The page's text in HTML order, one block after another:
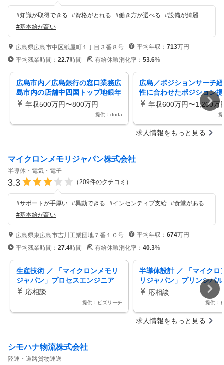
#知識が取得できる #資格がとれる #働き方が選べる #設備が綺麗
#基本給が高い
広島県広島市中区紙屋町１丁目３番８号 平均年収： 713万円
平均残業時間： 22.7時間 有給休暇消化率： 53.6%
広島市内／広島銀行の窓口業務広
島市内の店舗中四国トップ地銀年
休120日／土日祝
年収500万円〜800万円
提供：doda
広島／ポジションサーチ
性に合わせたポジション
国トップ地銀年休120日／
年収600万円〜1,200万
求人情報をもっと見る
マイクロンメモリジャパン株式会社
半導体・電気・電子
3.3 （209件のクチコミ ）
#サポートが手厚い #異動できる #インセンティブ支給 #食堂がある
#基本給が高い
広島県東広島市吉川工業団地７番１０号 平均年収： 674万円
平均残業時間： 27.4時間 有給休暇消化率： 40.3%
生産技術 ／ 「マイクロンメモリ
ジャパン」プロセスエンジニア
応相談
提供：ビズリーチ
半導体設計 ／ 「マイクロ
リジャパン」プリンシパ
ア／スタッフ BEOLプロ
テグレーションエンジニ
応相談
提供：
求人情報をもっと見る
シモハナ物流株式会社
陸運・道路貨物運送